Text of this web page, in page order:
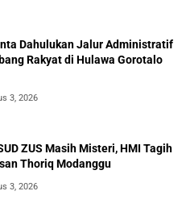
Dahulukan Jalur Administratif
Rakyat di Hulawa Gorotalo
3, 2026
ZUS Masih Misteri, HMI Tagih
Thoriq Modanggu
3, 2026